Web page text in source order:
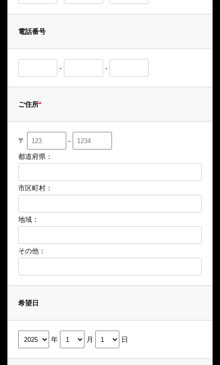
電話番号
- -
ご住所*
〒 -
都道府県：
市区町村：
地域：
その他：
希望日
年 月 日